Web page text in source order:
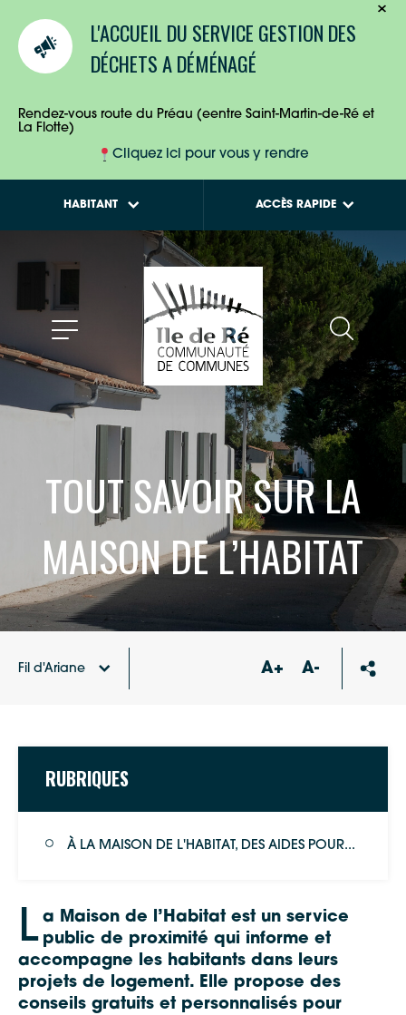
L'ACCUEIL DU SERVICE GESTION DES
DÉCHETS A DÉMÉNAGÉ
Rendez-vous route du Préau (eentre Saint-Martin-de-Ré et
La Flotte)
Cliquez ici pour vous y rendre
HABITANT
ENTREPRISES
TOUT SAVOIR SUR LA
MAISON DE L’HABITAT
Installer des
photovoltaïques et
ACCÈS RAPIDE
Fil d'Ariane A+ A-
RUBRIQUES
À LA MAISON DE L'HABITAT, DES AIDES POUR...
L a Maison de l’Habitat est un service
public de proximité qui informe et
accompagne les habitants dans leurs
projets de logement. Elle propose des
conseils gratuits et personnalisés pour